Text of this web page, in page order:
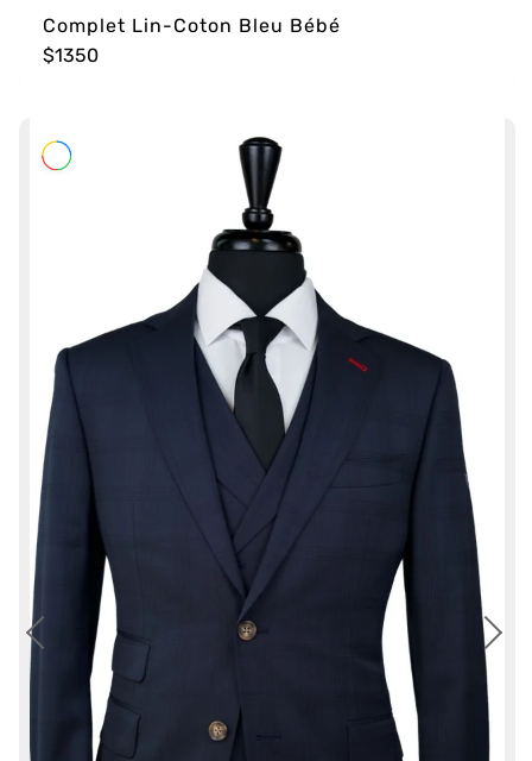
Complet Lin-Coton Bleu Bébé
$1350